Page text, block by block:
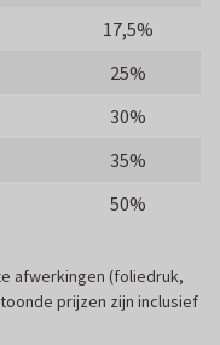
17,5%
25%
30%
35%
50%
afwerkingen (foliedruk,
prijzen zijn inclusief